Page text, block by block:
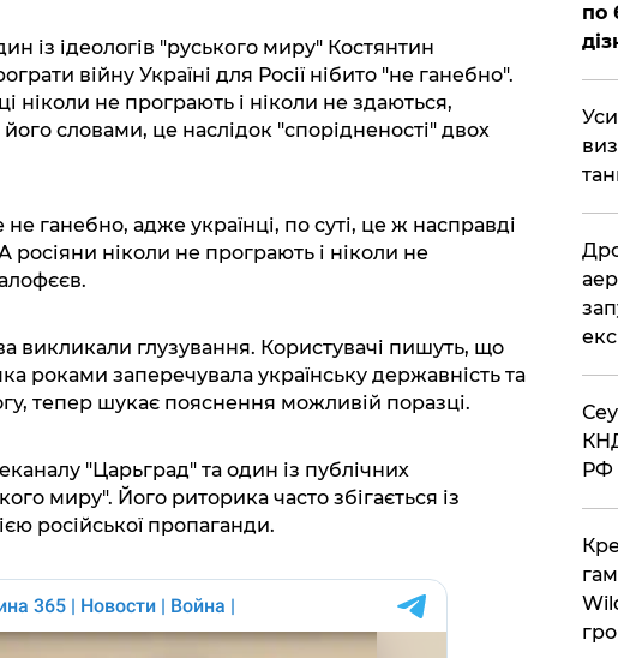
із ідеологів "руського миру" Костянтин
війну Україні для Росії нібито "не ганебно".
ніколи не програють і ніколи не здаються,
словами, це наслідок "спорідненості" двох
не ганебно, адже українці, по суті, це ж насправді
росіяни ніколи не програють і ніколи не
викликали глузування. Користувачі пишуть, що
роками заперечувала українську державність та
тепер шукає пояснення можливій поразці.
"Царьград" та один із публічних
миру". Його риторика часто збігається із
російської пропаганди.
по
РФ